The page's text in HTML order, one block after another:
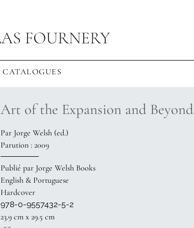
CATALOGUES
Art of the Expansion and Beyond
Par Jorge Welsh (ed.)
Parution : 2009
Publié par Jorge Welsh Books
English & Portuguese
Hardcover
978-0-9557432-5-2
23.9 cm x 29.5 cm